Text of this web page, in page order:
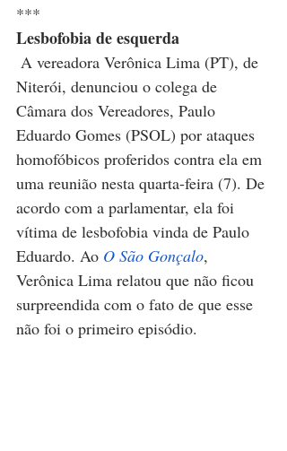
***
Lesbofobia de esquerda
A vereadora Verônica Lima (PT), de
Niterói, denunciou o colega de
Câmara dos Vereadores, Paulo
Eduardo Gomes (PSOL) por ataques
homofóbicos proferidos contra ela em
uma reunião nesta quarta-feira (7). De
acordo com a parlamentar, ela foi
vítima de lesbofobia vinda de Paulo
Eduardo. Ao O São Gonçalo,
Verônica Lima relatou que não ficou
surpreendida com o fato de que esse
não foi o primeiro episódio.